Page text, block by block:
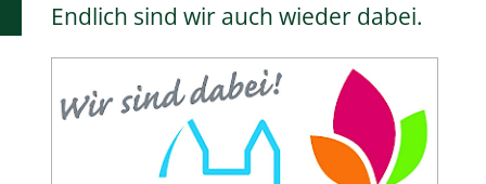
Endlich sind wir auch wieder dabei.